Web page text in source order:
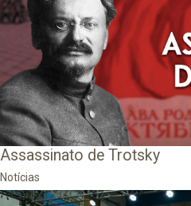
Assassinato de Trotsky
Notícias